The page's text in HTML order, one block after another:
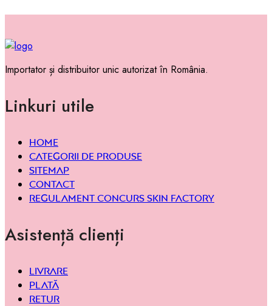
Importator și distribuitor unic autorizat în România.
Linkuri utile
Home
Categorii de produse
Sitemap
Contact
Regulament concurs Skin Factory
Asistență clienți
Livrare
Plată
Retur